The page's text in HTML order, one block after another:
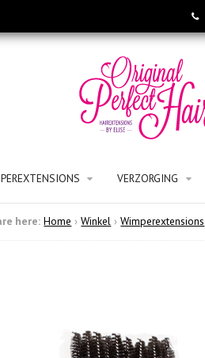
VERZORGING
here: Home › Winkel › Wimperextensions